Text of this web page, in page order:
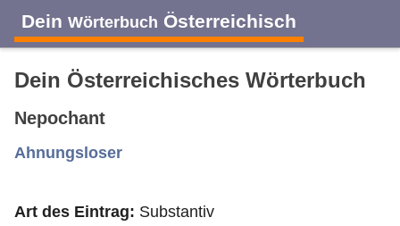
Dein Wörterbuch Österreichisch
A B C
J K L M N
Dein Österreichisches Wörterbuch
Nepochant
Ahnungsloser
Art des Eintrag: Substantiv